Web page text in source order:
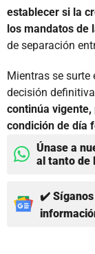
establecer si la
los mandatos de
de separación
Mientras se
decisión
continúa
condición de día
Únase a
al tanto de
✔️ Síganos